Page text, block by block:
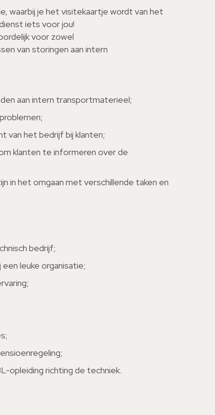
waarbij je het visitekaartje wordt van het
iets voor jou!
voor zowel
van storingen aan intern
aan intern transportmaterieel;
van het bedrijf bij klanten;
klanten te informeren over de
in het omgaan met verschillende taken en
bedrijf;
leuke organisatie;
opleiding richting de techniek.